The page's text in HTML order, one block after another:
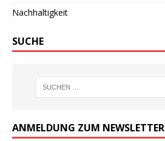
Nachhaltigkeit
SUCHE
ANMELDUNG ZUM NEWSLETTER